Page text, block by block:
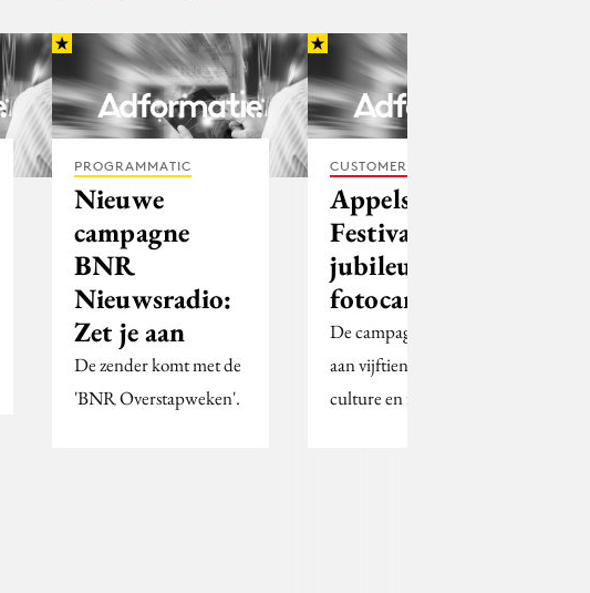
PROGRAMMATIC
Nieuwe
campagne
BNR
Nieuwsradio:
Zet je aan
De zender komt met de
'BNR Overstapweken'.
CUSTOMER EXPERIENCE
Appelsap
Festival viert
jubileum met
fotocampagne
De campagne is een ode
aan vijftien jaar 'street
culture en fresh music'.